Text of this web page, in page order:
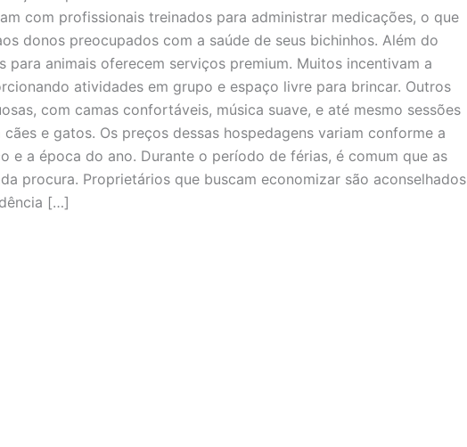
com profissionais treinados para administrar medicações, o que
donos preocupados com a saúde de seus bichinhos. Além do
para animais oferecem serviços premium. Muitos incentivam a
atividades em grupo e espaço livre para brincar. Outros
com camas confortáveis, música suave, e até mesmo sessões
e gatos. Os preços dessas hospedagens variam conforme a
e a época do ano. Durante o período de férias, é comum que as
procura. Proprietários que buscam economizar são aconselhados
[…]